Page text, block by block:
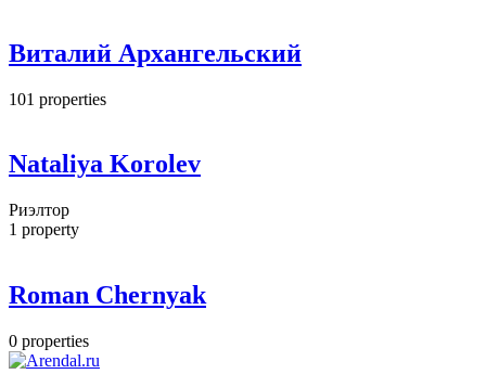
Виталий Архангельский
101 properties
Nataliya Korolev
Риэлтор
1 property
Roman Chernyak
0 properties